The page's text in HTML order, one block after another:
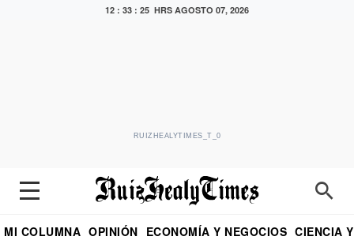
12 : 33 : 26 HRS AGOSTO 07, 2026
RUIZHEALYTIMES_T_0
MI COLUMNA OPINIÓN ECONOMÍA Y NEGOCIOS CIENCIA